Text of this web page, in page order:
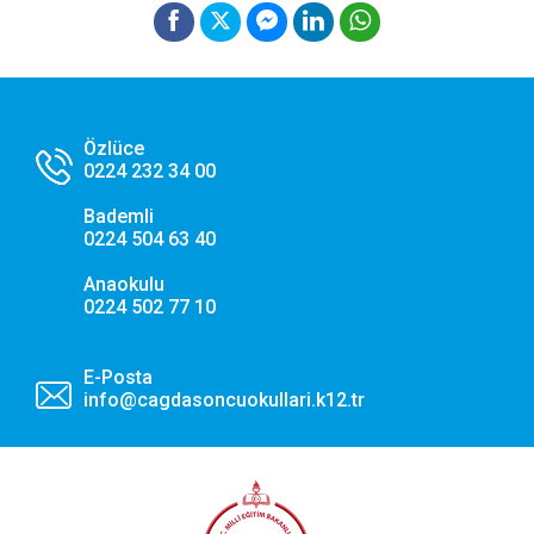
Özlüce
0224 232 34 00
Bademli
0224 504 63 40
Anaokulu
0224 502 77 10
E-Posta
info@cagdasoncuokullari.k12.tr